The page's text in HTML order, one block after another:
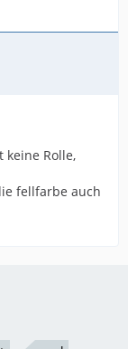
keine Rolle,
fellfarbe auch